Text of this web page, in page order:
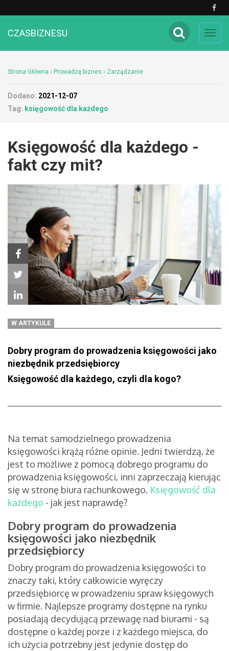
CZASBIZNESU
Strona Główna Prowadzę biznes Zarządzanie
Dodano: 2021-12-07
Tag: księgowość dla każdego
Księgowość dla każdego -
fakt czy mit?
W ARTYKULE
Dobry program do prowadzenia księgowości jako
niezbędnik przedsiębiorcy
Księgowość dla każdego, czyli dla kogo?
Na temat samodzielnego prowadzenia
księgowości krążą różne opinie. Jedni twierdzą, że
jest to możliwe z pomocą dobrego programu do
prowadzenia księgowości, inni zaprzeczają kierując
się w stronę biura rachunkowego. Księgowość dla
każdego - jak jest naprawdę?
Dobry program do prowadzenia
księgowości jako niezbędnik
przedsiębiorcy
Dobry program do prowadzenia księgowości to
znaczy taki, który całkowicie wyręczy
przedsiębiorcę w prowadzeniu spraw księgowych
w firmie. Najlepsze programy dostępne na rynku
posiadają decydującą przewagę nad biurami - są
dostępne o każdej porze i z każdego miejsca, do
ich użycia potrzebny jest jedynie dostęp do